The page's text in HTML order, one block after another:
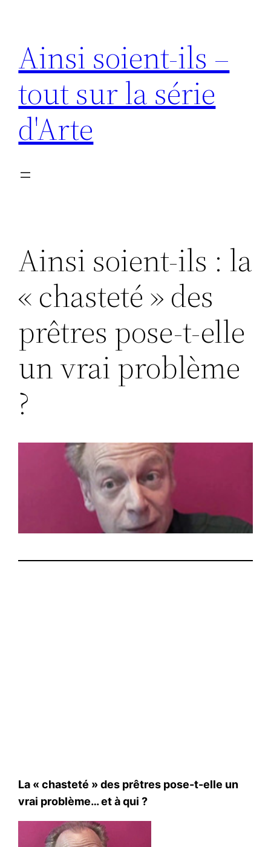
contenu
Ainsi soient-ils –
tout sur la série
d'Arte
Ainsi soient-ils : la
« chasteté » des
prêtres pose-t-elle
un vrai problème
?
La « chasteté » des prêtres pose-t-elle un
vrai problème… et à qui ?